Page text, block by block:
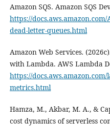
Amazon SQS. Amazon SQS
https://docs.aws.amazon.com/
dead-letter-queues.html
Amazon Web Services.
with Lambda. AWS Lambda
https://
metrics.html
Hamza, M., Akbar, M. A., &
cost dynamics of serverless